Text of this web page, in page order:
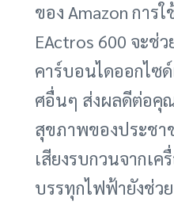
ของ Amazon การ
EActros 600 จะช่
คาร์บอนไดออกไซ
ศอื่นๆ ส่งผลดีต่อคุ
สุขภาพของประชา
เสียงรบกวนจากเค
บรรทุกไฟฟ้ายังช่ว